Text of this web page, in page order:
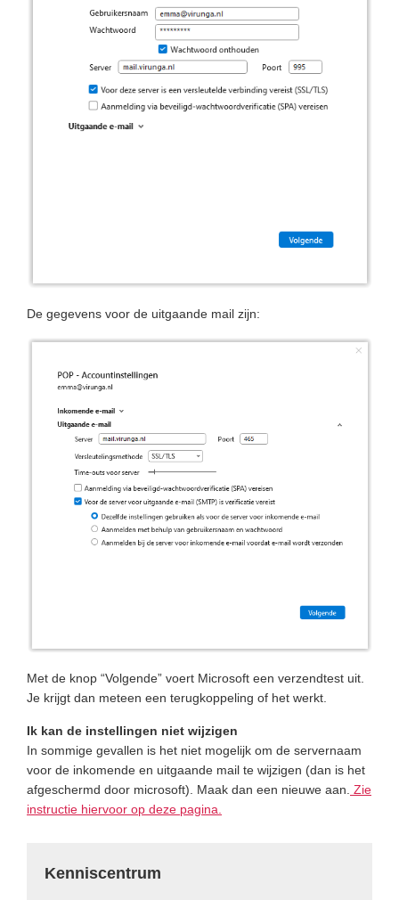
De gegevens voor de uitgaande mail zijn:
Met de knop “Volgende” voert Microsoft een verzendtest uit.
Je krijgt dan meteen een terugkoppeling of het werkt.
Ik kan de instellingen niet wijzigen
In sommige gevallen is het niet mogelijk om de servernaam
voor de inkomende en uitgaande mail te wijzigen (dan is het
afgeschermd door microsoft). Maak dan een nieuwe aan. Zie
instructie hiervoor op deze pagina.
Sidebar
Kenniscentrum